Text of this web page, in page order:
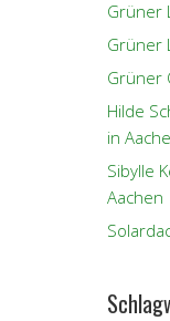
Grüner
Grüner
Grüner
Hilde
in
Sibylle
Aachen